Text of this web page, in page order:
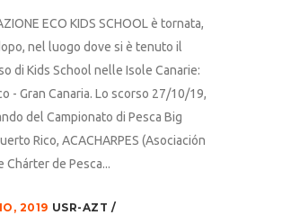
ECO KIDS SCHOOL è tornata,
nel luogo dove si è tenuto il
di Kids School nelle Isole Canarie:
- Gran Canaria. Lo scorso 27/10/19,
del Campionato di Pesca Big
Rico, ACACHARPES (Asociación
Chárter de Pesca...
2019 USR-AZT